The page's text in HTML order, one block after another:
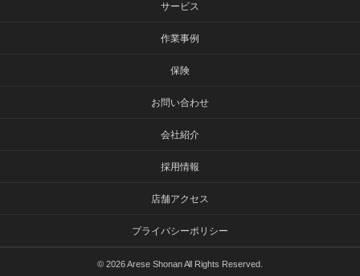
サービス
作業事例
保険
お問い合わせ
会社紹介
採用情報
店舗アクセス
プライバシーポリシー
© 2026 Arese Shonan All Rights Reserved.